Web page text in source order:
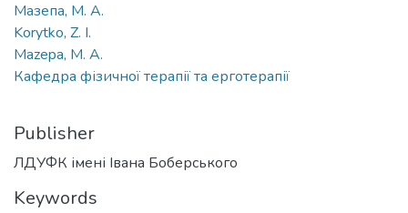
Мазепа, М. А.
Korytko, Z. I.
Mazepa, M. A.
Кафедра фізичної терапії та ерготерапії
Publisher
ЛДУФК імені Івана Боберського
Keywords